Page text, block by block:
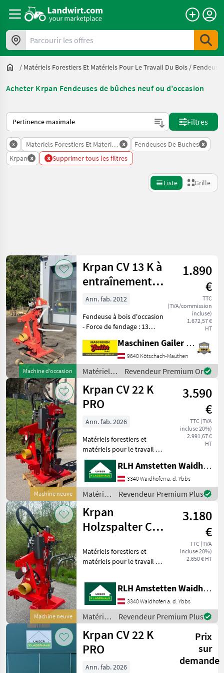
Parcourir les offres
/ Matériels Forestiers Et Matériels Pour Le Travail Du Bois /
Acheter Krpan Fendeuses de bûches neuf ou d’occasion
Voici comment les annonces sont triées sur Landwirt.com
Filtres
x Materiels Forestiers Et Materiels Pour Le Travail Du Bois
x Fendeuses De Buches x
Krpan x x Supprimer tous les filtres
Liste Grille
Catégorie 4 Pays Filtres
CHEMIN
ACTUEL
matériel
forestier
Materiels
Forestiers
Et
Materiels
Pour Le
Travail Du
Bois
Fendeuses
De Buches
Krpan
CHOISIR
UNE
CATÉGORIE
Krpan
Posch
Binderberger
Vogesenblitz
Lancman
Uniforest
Afficher
tous
les 38
MODÈLE
Réinitialiser
Afficher
résultats
Machine d’occasion
Krpan CV 13 K à
entraînement
par prise de
force
1.890
€
TTC
(TVA/commission
incluse)
1.672,57 €
HT
Ann. fab. 2012
Fendeuse à bois d'occasion
- Force de fendage : 13
fendage jusqu'à 110 cm -
Entraînement par prise de
force - Arbre à cardan -
Vérin de levage
Maschinen Gailer GmbH
9640 Kötschach-Mauthen
Matériels
forestiers
et
matériels
pour le
travail du
Krpan
Revendeur Premium Or
Machine neuve
Krpan CV 22 K
PRO
3.590
€
TTC (TVA
incluse 20%)
2.991,67 €
HT
Ann. fab. 2026
Matériels forestiers et
matériels pour le travail du
bois Fendeuses de bûches
RLH Amstetten Waidhofen/Ybbs
3340 Waidhofen a. d. Ybbs
Matériels
forestiers
et
matériels
pour le
du bois /
Krpan
Revendeur Premium Plus
Machine neuve
Krpan
Holzspalter CV
3.180
€
TTC (TVA
incluse 20%)
2.650 € HT
Matériels forestiers et
matériels pour le travail du
RLH Amstetten Waidhofen/Ybbs
3340 Waidhofen a. d. Ybbs
Matériels
forestiers
et
matériels
pour le
travail
Revendeur Premium Plus
Krpan CV 22 K
PRO
Prix
sur
demande
Ann. fab. 2026